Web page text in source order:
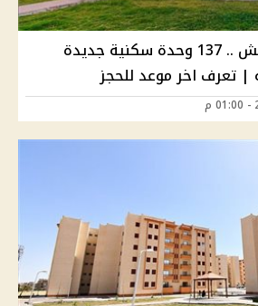
فرصة مش متتعوضش .. 137 وحدة سكنية جديدة